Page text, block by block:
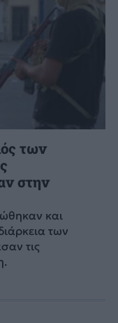
των
στην
και
των
τις